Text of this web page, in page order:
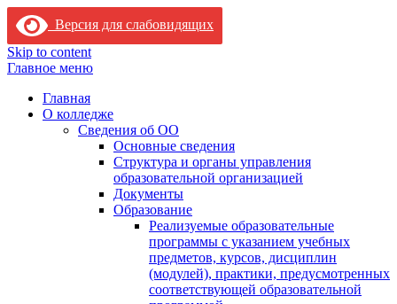
Версия для слабовидящих
Skip to content
Главное меню
Главная
О колледже
Сведения об ОО
Основные сведения
Структура и органы управления
образовательной организацией
Документы
Образование
Реализуемые образовательные
программы с указанием учебных
предметов, курсов, дисциплин
(модулей), практики, предусмотренных
соответствующей образовательной